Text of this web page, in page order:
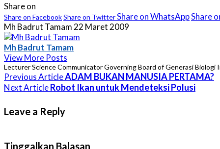
Share on
Share on FacebookShare on TwitterShare on WhatsAppShare
Mh Badrut Tamam 22 Maret 2009
Mh Badrut Tamam
View More Posts
Lecturer Science Communicator Governing Board of Generasi Biologi
Previous ArticleADAM BUKAN MANUSIA PERTAMA?
Next ArticleRobot Ikan untuk Mendeteksi Polusi
Leave a Reply
Tinggalkan Balasan